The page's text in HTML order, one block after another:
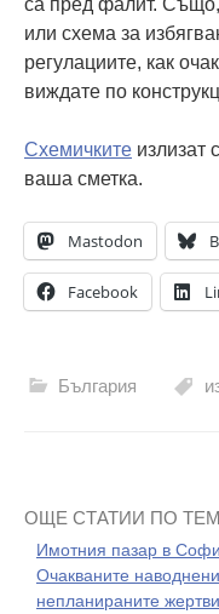
са пред фалит. Също,
или схема за
регулациите, как
виждате по
Схемичките излизат
ваша сметка.
Mastodon
Facebook
България
ОЩЕ СТАТИИ ПО
Имотния пазар в
Очакваните
непланираните жертви